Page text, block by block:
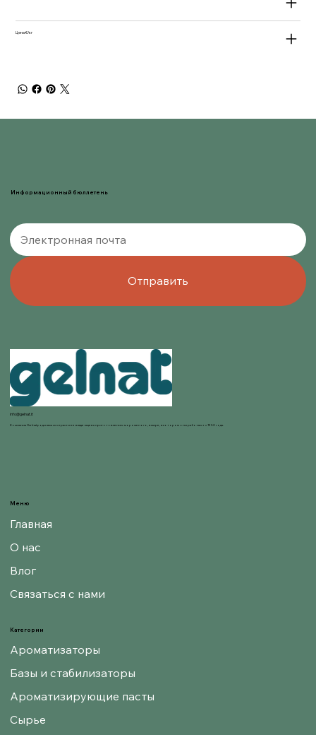
Цена €/кг
Информационный бюллетень
Отправить
info@gelnat.it
Компания Gelnat родилась из страсти ее владельцев к приготовлению мороженого, в мире, в котором они работают с 1950 года.
Категории
Ароматизаторы
Базы и стабилизаторы
Ароматизирующие пасты
Сырье
Меню
Главная
О нас
Влог
Связаться с нами